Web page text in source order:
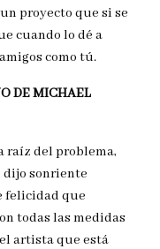
proyecto que si se
cuando lo dé a
como tú.
DE MICHAEL
raíz del problema,
dijo sonriente
felicidad que
todas las medidas
artista que está